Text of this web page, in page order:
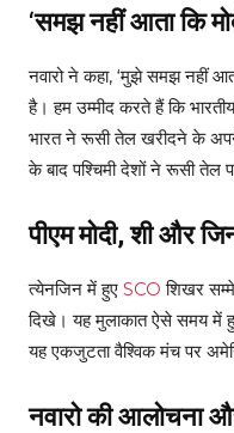
‘समझ नहीं आता कि
नवारो ने कहा, ‘मुझे समझ नहीं
है। हम उम्मीद करते हैं कि
भारत ने रूसी तेल खरीदने के
के बाद पश्चिमी देशों ने रूसी तेल
पीएम मोदी, शी और
त्येनजिन में हुए SCO शिखर
दिखे। यह मुलाकात ऐसे समय में
यह एकजुटता वैश्विक मंच पर
नवारो की आलोचना